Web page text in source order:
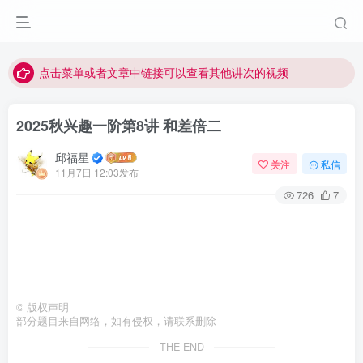
点击菜单或者文章中链接可以查看其他讲次的视频
视频无法观看的微信发消息给邱老师重置即可
2025秋兴趣一阶第8讲 和差倍二
邱福星
11月7日 12:03发布
关注 私信
726 7
© 版权声明
部分题目来自网络，如有侵权，请联系删除
THE END